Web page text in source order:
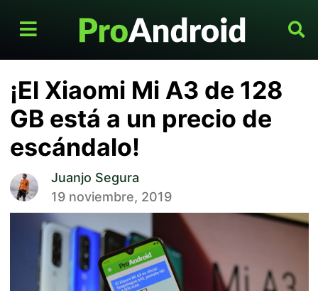
¡El Xiaomi Mi A3 de 128
GB está a un precio de
escándalo!
Juanjo Segura
19 noviembre, 2019